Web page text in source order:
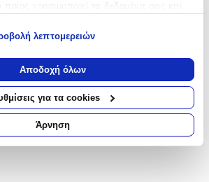
πληροφορίες σχετικά με τη γεωγραφική
οποίες μπορεί να είναι ακριβείς σε
μέτρων
τη συσκευή σας σαρώνοντας ενεργά
χαρακτηριστικά (δακτυλικό αποτύπωμα)
με τον τρόπο επεξεργασίας των
και καθορίστε τις προτιμήσεις σας
σας ανά πάσα στιγμή από τη
λεπτομερειών
Αποδοχή όλων
για τα cookies
Άρνηση